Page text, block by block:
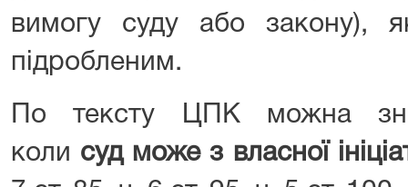
вимогу суду або закону),
підробленим.
По тексту ЦПК можна
коли суд може з власної